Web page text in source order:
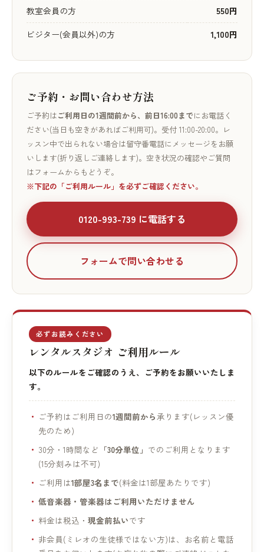
教室会員の方
550円
ビジター(会員以外)の方
1,100円
ご予約・お問い合わせ方法
ご予約はご利用日の1週間前から、前日16:00までにお電話く
ださい(当日も空きがあればご利用可)。受付 11:00-20:00。レ
ッスン中で出られない場合は留守番電話にメッセージをお願
いします(折り返しご連絡します)。空き状況の確認やご質問
はフォームからもどうぞ。
※下記の「ご利用ルール」を必ずご確認ください。
0120-993-739 に電話する
フォームで問い合わせる
必ずお読みください
レンタルスタジオ ご利用ルール
以下のルールをご確認のうえ、ご予約をお願いいたしま
す。
ご予約はご利用日の1週間前から 承ります(レッスン優
先のため)
30分・1時間など 「30分単位」 でのご利用となります
(15分刻みは不可)
ご利用は1部屋3名まで(料金は1部屋あたりです)
低音楽器・管楽器はご利用いただけません
料金は税込・ 現金前払いです
非会員(ミレオの生徒様ではない方)は、お名前と電話